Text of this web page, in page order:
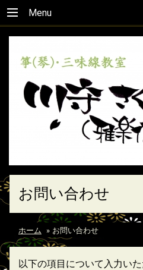
Menu
お問い合わせ
ホーム » お問い合わせ
以下の項目について入力い